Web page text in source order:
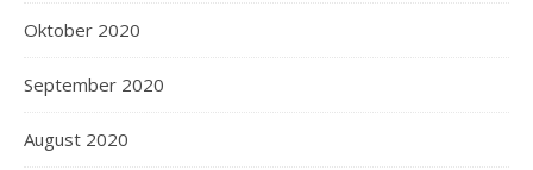
Oktober 2020
September 2020
August 2020